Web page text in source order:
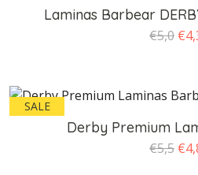
Laminas Barbear
€5,0 O
era:
€
SALE
Derby Premium
€5,5 O
€